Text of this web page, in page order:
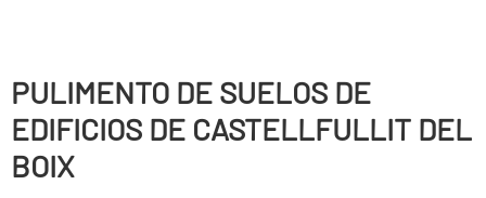
PULIMENTO DE SUELOS DE
EDIFICIOS DE CASTELLFULLIT DEL
BOIX